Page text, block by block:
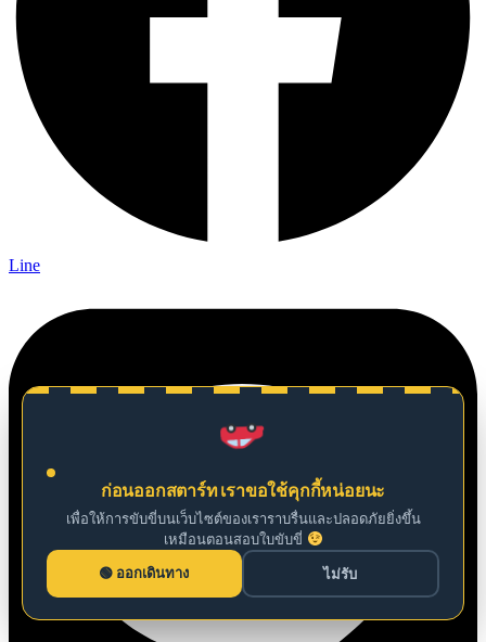
ก่อนออกสตาร์ท เราขอใช้คุกกี้หน่อยนะ
เพื่อให้การขับขี่บนเว็บไซต์ของเราราบรื่นและปลอดภัยยิ่งขึ้น
เหมือนตอนสอบใบขับขี่
ออกเดินทาง
ไม่รับ
Line